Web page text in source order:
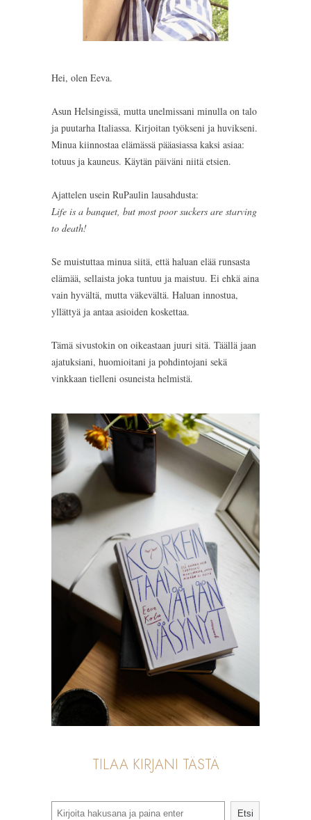
Hei, olen Eeva.
Asun Helsingissä, mutta unelmissani minulla on talo
ja puutarha Italiassa. Kirjoitan työkseni ja huvikseni.
Minua kiinnostaa elämässä pääasiassa kaksi asiaa:
totuus ja kauneus. Käytän päiväni niitä etsien.
Ajattelen usein RuPaulin lausahdusta:
Life is a banquet, but most poor suckers are starving
to death!
Se muistuttaa minua siitä, että haluan elää runsasta
elämää, sellaista joka tuntuu ja maistuu. Ei ehkä aina
vain hyvältä, mutta väkevältä. Haluan innostua,
yllättyä ja antaa asioiden koskettaa.
Tämä sivustokin on oikeastaan juuri sitä. Täällä jaan
ajatuksiani, huomioitani ja pohdintojani sekä
vinkkaan tielleni osuneista helmistä.
TILAA KIRJANI TÄSTÄ
Etsi